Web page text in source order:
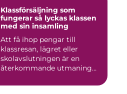
Klassförsäljning som
fungerar så lyckas klassen
med sin insamling
Att få ihop pengar till
klassresan, lägret eller
skolavslutningen är en
återkommande utmaning